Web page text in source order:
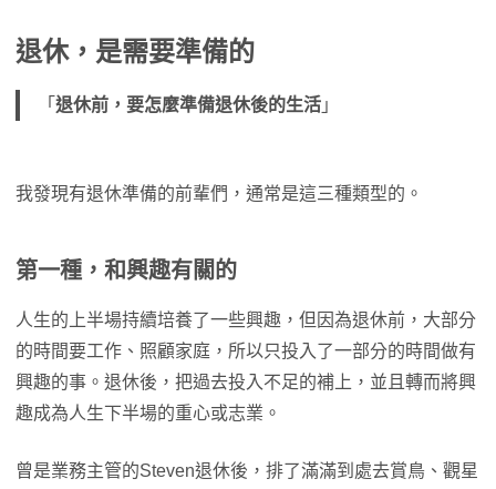
退休，是需要準備的
「 退休前，要怎麼準備退休後的生活 」
我發現有退休準備的前輩們，通常是這三種類型的。
第一種，和興趣有關的
人生的上半場持續培養了一些興趣，但因為退休前，大部分
的時間要工作、照顧家庭，所以只投入了一部分的時間做有
興趣的事。退休後，把過去投入不足的補上，並且轉而將興
趣成為人生下半場的重心或志業。
曾是業務主管的Steven退休後，排了滿滿到處去賞鳥、觀星